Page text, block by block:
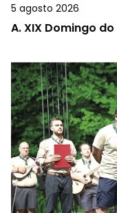
5 agosto 2026
A.XIX Domingo